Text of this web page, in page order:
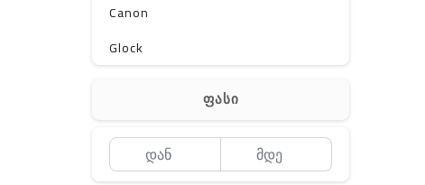
Canon
Glock
Lancer Tactical
ფასი